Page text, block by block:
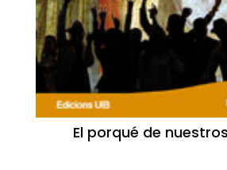
El porqué de